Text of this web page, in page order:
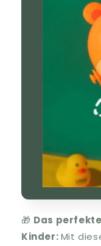
🎁 Das
Kinder:Mit